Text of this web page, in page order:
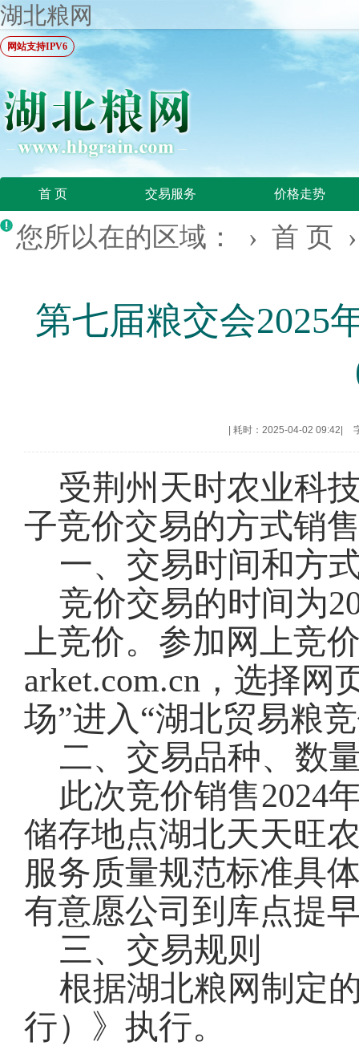
湖北粮网
网站支持IPV6
首 页 交易服务 价格走势
您所以在的区域： › 首 页
第七届粮交会2025
耗时：2025-04-02 09:42
受荆州天时农业科
子竞价交易的方式销
一、交易时间和方
竞价交易的时间为
上竞价。参加网上竞
arket.com.cn，选择网
场”进入“湖北贸易粮
二、交易品种、数
此次竞价销售2024
储存地点湖北天天旺
服务质量规范标准具
有意愿公司到库点提
三、交易规则
根据湖北粮网制定
行）》执行。